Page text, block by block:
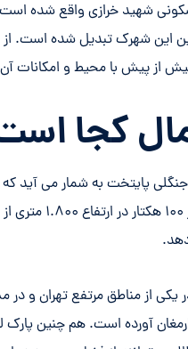
شهید خرازی واقع شده
این شهرک تبدیل شده است. از
از پیش با محیط و امکانات
کجا
جنگلی پایتخت به شمار می
این بوستان پر
دهد.
یکی از مناطق مرتفع تهران و
آورده است. هم چنین پارک